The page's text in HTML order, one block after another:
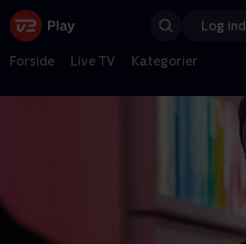
Log ind
Forside Live TV Kategorier